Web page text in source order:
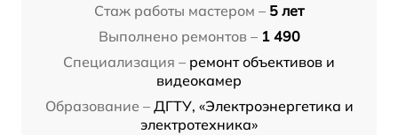
Стаж работы мастером – 5 лет
Выполнено ремонтов – 1 490
Специализация – ремонт объективов и
видеокамер
Образование – ДГТУ, «Электроэнергетика и
электротехника»